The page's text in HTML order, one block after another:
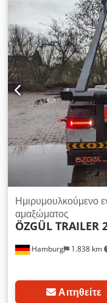
Hamburg 1.838 km
Ημιρυμουλκούμενο
αμαξώματος
ÖZGÜL
Αιτηθείτε